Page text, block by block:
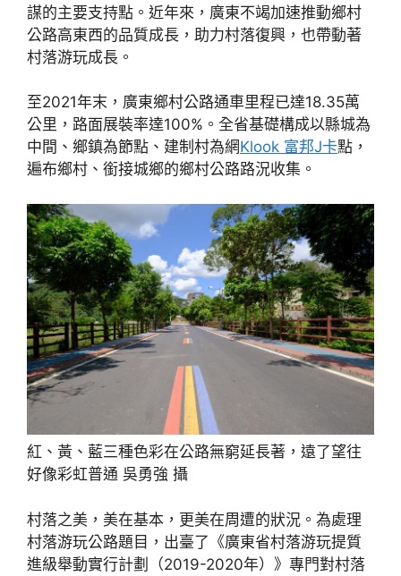
謀的主要支持點。近年來，廣東不竭加速推動鄉村
公路高東西的品質成長，助力村落復興，也帶動著
村落游玩成長。
至2021年末，廣東鄉村公路通車里程已達18.35萬
公里，路面展裝率達100%。全省基礎構成以縣城為
中間、鄉鎮為節點、建制村為網Klook 富邦J卡點，
遍布鄉村、銜接城鄉的鄉村公路路況收集。
紅、黃、藍三種色彩在公路無窮延長著，遠了望往
好像彩虹普通 吳勇強 攝
村落之美，美在基本，更美在周遭的狀況。為處理
村落游玩公路題目，出臺了《廣東省村落游玩提質
進級舉動實行計劃（2019-2020年）》專門對村落